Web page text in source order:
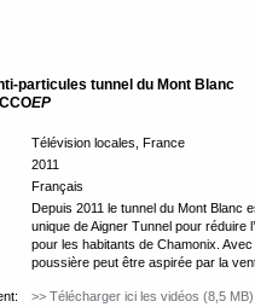
particules tunnel du Mont Blanc
EP
Télévision locales, France
2011
Français
Depuis 2011 le tunnel du Mont Blanc
unique de Aigner Tunnel pour réduire
pour les habitants de Chamonix.
poussière peut être aspirée par la
>> Télécharger ici les vidéos (8,5 MB)